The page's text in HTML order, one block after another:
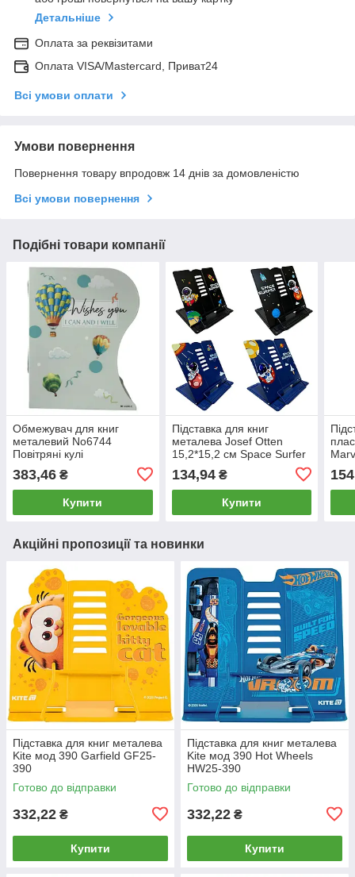
Детальніше
Оплата за реквізитами
Оплата VISA/Mastercard, Приват24
Всі умови оплати
Умови повернення
Повернення товару впродовж 14 днів за домовленістю
Всі умови повернення
Подібні товари компанії
Обмежувач для книг
металевий No6744
Повітряні кулі
383,46 ₴
Купити
Підставка для книг
металева Josef Otten
15,2*15,2 см Space Surfer
асорті 1045XS-D/3076-S
134,94₴
Купити
Акційні пропозиції та новинки
Підставка для книг металева
Kite мод 390 Garfield GF25-
390
Готово до відправки
332,22 ₴
Купити
Підставка для книг металева
Kite мод 390 Hot Wheels
HW25-390
Готово до відправки
332,22 ₴
Купити